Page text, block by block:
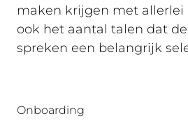
maken krijgen met allerlei
ook het aantal talen dat
spreken een belangrijk
Onboarding